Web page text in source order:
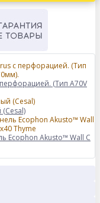
(Тип A70V
Ecophon Akusto™ Wall C